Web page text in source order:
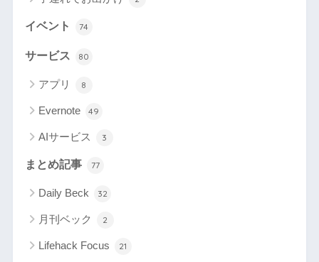
イベント 74
サービス 80
アプリ 8
Evernote 49
AIサービス 3
まとめ記事 77
Daily Beck 32
月刊ベック 2
Lifehack Focus 21